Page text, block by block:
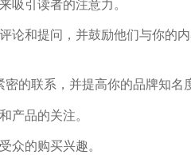
吸引读者的注意力。
论和提问，并鼓励他们与你的内
的联系，并提高你的品牌知名
产品的关注。
众的购买兴趣。